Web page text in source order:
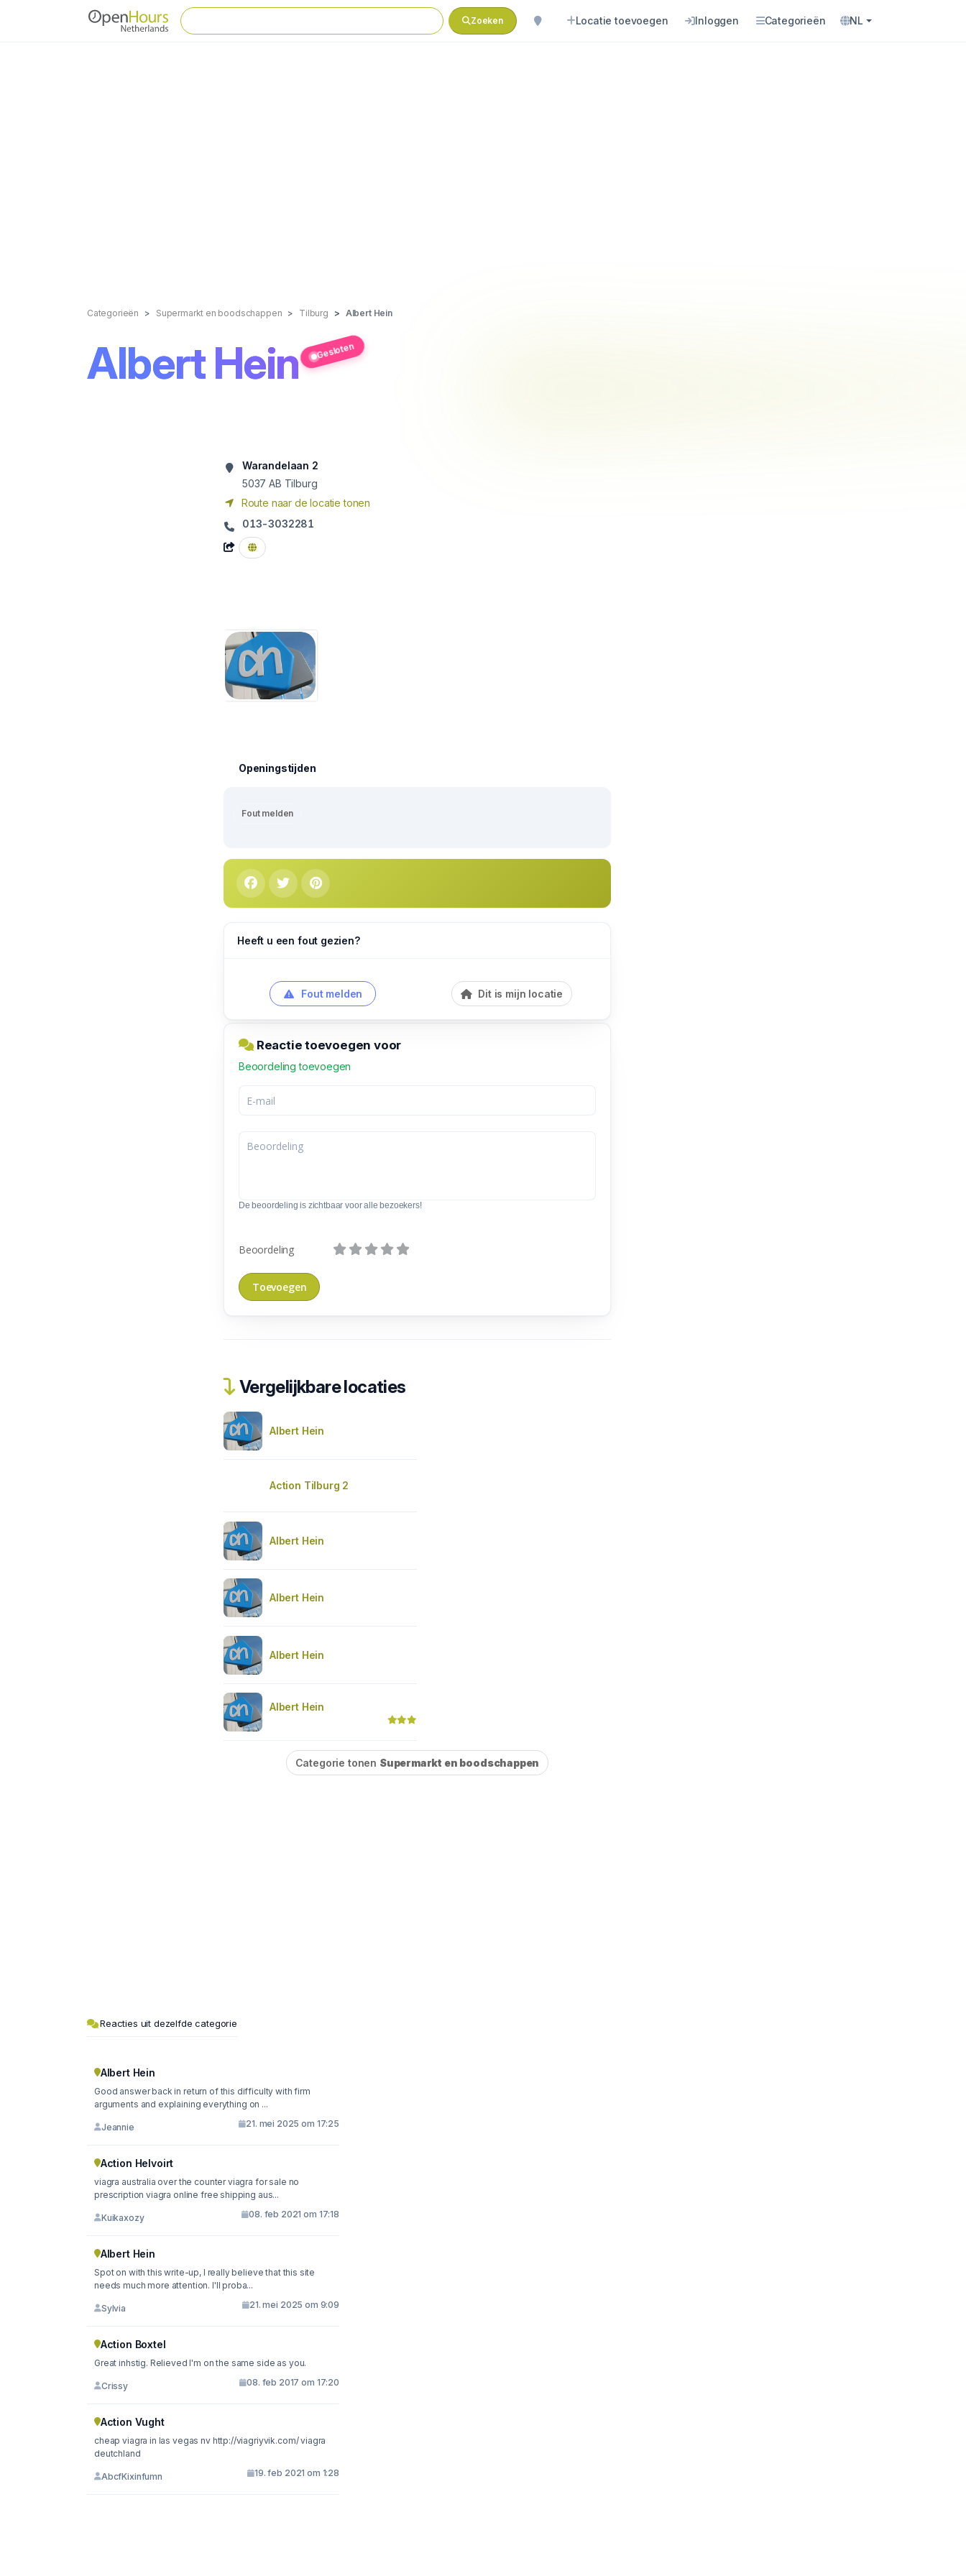
Zoeken Locatie toevoegen Inloggen Categorieën NL
Categorieën Supermarkt en boodschappen Tilburg Albert Hein
Albert Hein Gesloten
Warandelaan 2
5037 AB Tilburg
Route naar de locatie tonen
013-3032281
Openingstijden
Fout melden
Heeft u een fout gezien?
Fout melden Dit is mijn locatie
Reactie toevoegen voor
Beoordeling toevoegen
De beoordeling is zichtbaar voor alle bezoekers!
Beoordeling
Vergelijkbare locaties
Albert Hein
Action Tilburg 2
Albert Hein
Albert Hein
Albert Hein
Albert Hein
Categorie tonen Supermarkt en boodschappen
Reacties uit dezelfde categorie
Albert Hein
Good answer back in return of this difficulty with firm
arguments and explaining everything on ...
Jeannie 21. mei 2025 om 17:25
Action Helvoirt
viagra australia over the counter viagra for sale no
prescription viagra online free shipping aus...
Kuikaxozy 08. feb 2021 om 17:18
Albert Hein
Spot on with this write-up, I really believe that this site
needs much more attention. I'll proba...
Sylvia 21. mei 2025 om 9:09
Action Boxtel
Great inhstig. Relieved I'm on the same side as you.
Crissy 08. feb 2017 om 17:20
Action Vught
cheap viagra in las vegas nv http://viagriyvik.com/ viagra
deutchland
AbcfKixinfumn 19. feb 2021 om 1:28